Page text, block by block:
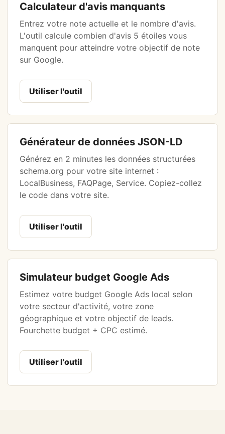
Calculateur d'avis manquants
Entrez votre note actuelle et le nombre d'avis.
L'outil calcule combien d'avis 5 étoiles vous
manquent pour atteindre votre objectif de note
sur Google.
Utiliser l'outil
Générateur de données JSON-LD
Générez en 2 minutes les données structurées
schema.org pour votre site internet :
LocalBusiness, FAQPage, Service. Copiez-collez
le code dans votre site.
Utiliser l'outil
Simulateur budget Google Ads
Estimez votre budget Google Ads local selon
votre secteur d'activité, votre zone
géographique et votre objectif de leads.
Fourchette budget + CPC estimé.
Utiliser l'outil